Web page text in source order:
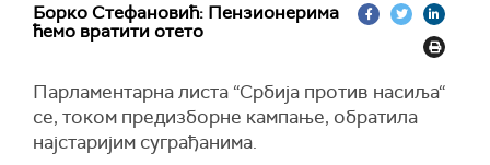
долази због такве политике“, рекао је
Александар Шешељ са листе “ДР ВОЈИСЛАВ
ШЕШЕЉ-СРПСКА РАДИКАЛНА СТРАНКА”.
Борко Стефановић: Пензионерима
ћемо вратити отето
Парламентарна листа “Србија против насиља“
се, током предизборне кампање, обратила
најстаријим суграђанима.